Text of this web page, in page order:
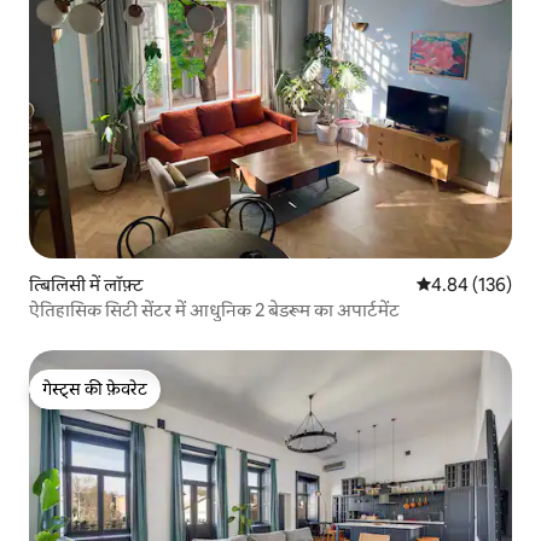
त्बिलिसी में लॉफ़्ट औसत रेटिंग 5 में से
4.84 (136)
ऐतिहासिक सिटी सेंटर में आधुनिक 2 बेडरूम का अपार्टमेंट
गेस्ट्स की फ़ेवरेट
गेस्ट्स की फ़ेवरेट